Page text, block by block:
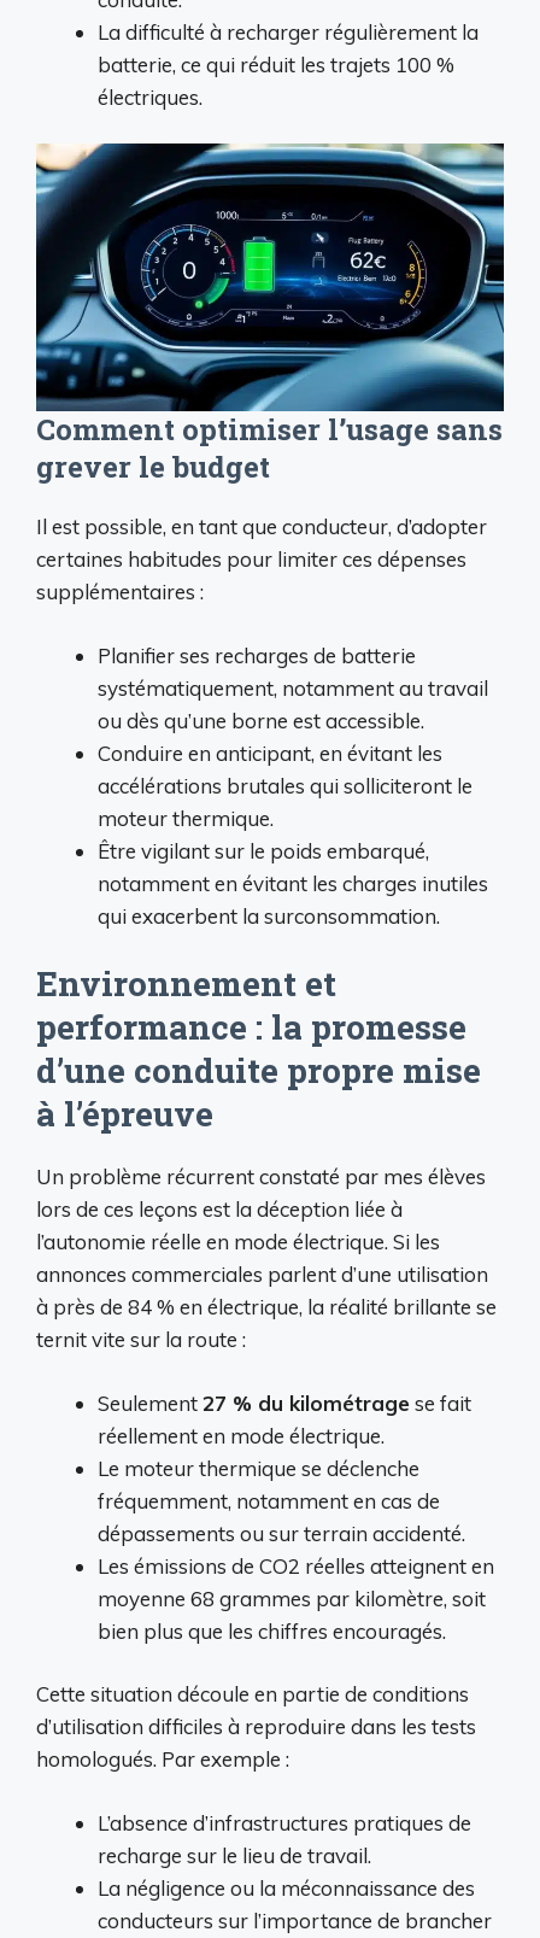
La difficulté à recharger régulièrement la
batterie, ce qui réduit les trajets 100 %
électriques.
Comment optimiser l’usage sans
grever le budget
Il est possible, en tant que conducteur, d’adopter
certaines habitudes pour limiter ces dépenses
supplémentaires :
Planifier ses recharges de batterie
systématiquement, notamment au travail
ou dès qu’une borne est accessible.
Conduire en anticipant, en évitant les
accélérations brutales qui solliciteront le
moteur thermique.
Être vigilant sur le poids embarqué,
notamment en évitant les charges inutiles
qui exacerbent la surconsommation.
Environnement et
performance : la promesse
d’une conduite propre mise
à l’épreuve
Un problème récurrent constaté par mes élèves
lors de ces leçons est la déception liée à
l’autonomie réelle en mode électrique. Si les
annonces commerciales parlent d’une utilisation
à près de 84 % en électrique, la réalité brillante se
ternit vite sur la route :
Seulement27 % du kilométrage se fait
réellement en mode électrique.
Le moteur thermique se déclenche
fréquemment, notamment en cas de
dépassements ou sur terrain accidenté.
Les émissions de CO2 réelles atteignent en
moyenne 68 grammes par kilomètre, soit
bien plus que les chiffres encouragés.
Cette situation découle en partie de conditions
d’utilisation difficiles à reproduire dans les tests
homologués. Par exemple :
L’absence d’infrastructures pratiques de
recharge sur le lieu de travail.
La négligence ou la méconnaissance des
conducteurs sur l’importance de brancher